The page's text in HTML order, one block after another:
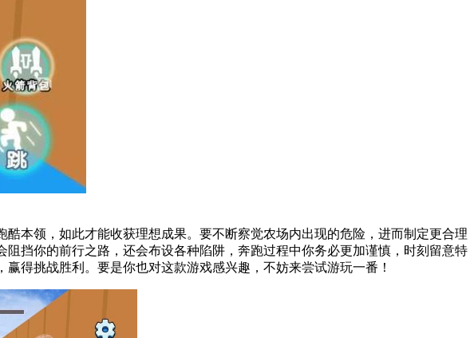
本领，如此才能收获理想成果。要不断察觉农场内出现的危险，进而制定更合理
挡你的前行之路，还会布设各种陷阱，奔跑过程中你务必更加谨慎，时刻留意特
得挑战胜利。要是你也对这款游戏感兴趣，不妨来尝试游玩一番！